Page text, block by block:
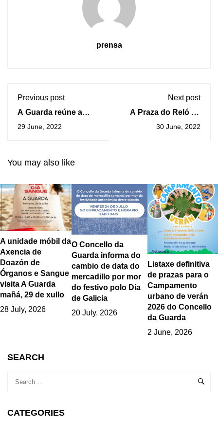
prensa
Previous post
A Guarda reúne a
empresarios para dar
29 June, 2022
Next post
A Praza do Reló da
Guarda volta a vibrar
30 June, 2022
You may also like
A unidade móbil da
Axencia de
Doazón de
Órganos e Sangue
visita A Guarda
mañá, 29 de xullo
28 July, 2026
O Concello da
Guarda informa do
cambio de data do
mercadillo por mor
do festivo polo Día
de Galicia
20 July, 2026
Listaxe definitiva
de prazas para o
Campamento
urbano de verán
2026 do Concello
da Guarda
2 June, 2026
SEARCH
CATEGORIES